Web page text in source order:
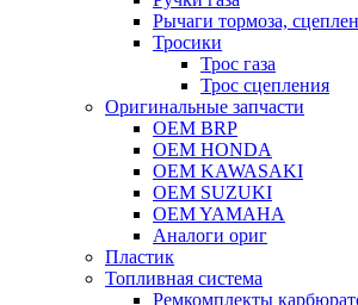
Рычаги тормоза,
Тросики
Трос газа
Трос сцепления
Оригинальные запчасти
OEM BRP
OEM HONDA
OEM KAWASAKI
OEM SUZUKI
OEM YAMAHA
Аналоги ориг
Пластик
Топливная система
Ремкомплекты